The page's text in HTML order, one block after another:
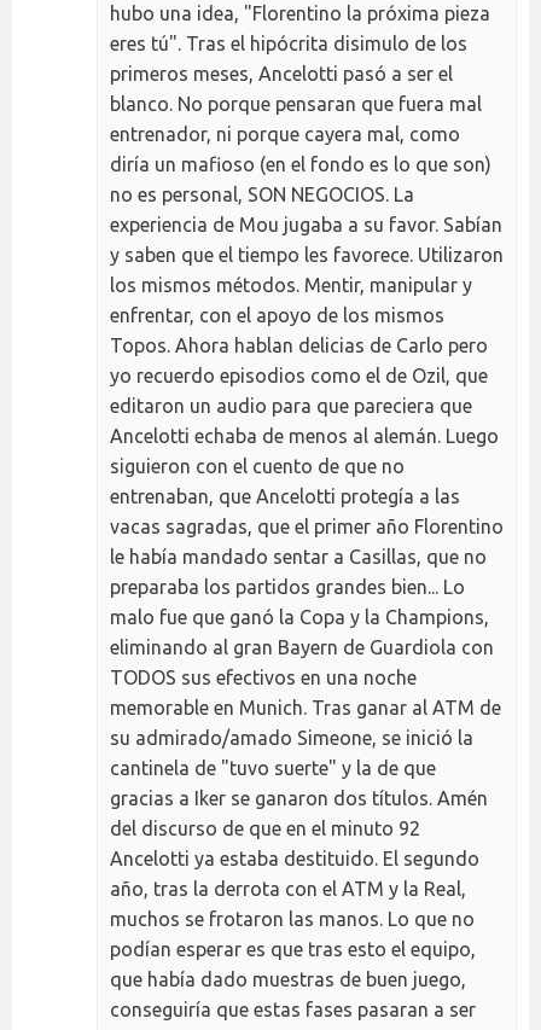
hubo una idea, "Florentino la próxima pieza
eres tú". Tras el hipócrita disimulo de los
primeros meses, Ancelotti pasó a ser el
blanco. No porque pensaran que fuera mal
entrenador, ni porque cayera mal, como
diría un mafioso (en el fondo es lo que son)
no es personal, SON NEGOCIOS. La
experiencia de Mou jugaba a su favor. Sabían
y saben que el tiempo les favorece. Utilizaron
los mismos métodos. Mentir, manipular y
enfrentar, con el apoyo de los mismos
Topos. Ahora hablan delicias de Carlo pero
yo recuerdo episodios como el de Ozil, que
editaron un audio para que pareciera que
Ancelotti echaba de menos al alemán. Luego
siguieron con el cuento de que no
entrenaban, que Ancelotti protegía a las
vacas sagradas, que el primer año Florentino
le había mandado sentar a Casillas, que no
preparaba los partidos grandes bien... Lo
malo fue que ganó la Copa y la Champions,
eliminando al gran Bayern de Guardiola con
TODOS sus efectivos en una noche
memorable en Munich. Tras ganar al ATM de
su admirado/amado Simeone, se inició la
cantinela de "tuvo suerte" y la de que
gracias a Iker se ganaron dos títulos. Amén
del discurso de que en el minuto 92
Ancelotti ya estaba destituido. El segundo
año, tras la derrota con el ATM y la Real,
muchos se frotaron las manos. Lo que no
podían esperar es que tras esto el equipo,
que había dado muestras de buen juego,
conseguiría que estas fases pasaran a ser